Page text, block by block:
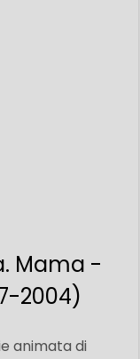
Mama -
2004)
animata di